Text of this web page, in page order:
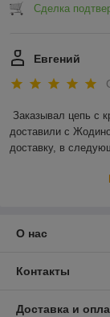
Сделка
Евгений
Заказывал цепь с
доставили с
доставку, в
О нас
Контакты
Доставка и